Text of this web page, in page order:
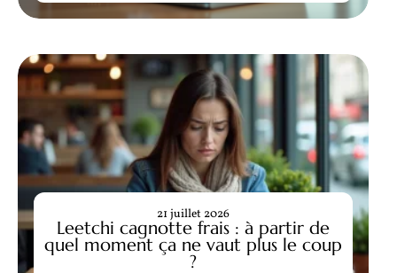
Leetchi cagnotte frais : à partir de
quel moment ça ne vaut plus le coup
?
21 juillet 2026